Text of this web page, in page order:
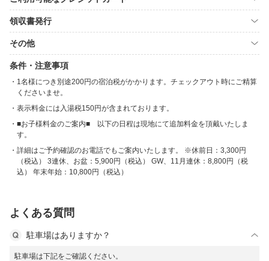
領収書発行
その他
条件・注意事項
1名様につき別途200円の宿泊税がかかります。チェックアウト時にご精算
くださいませ。
表示料金には入湯税150円が含まれております。
■お子様料金のご案内■ 以下の日程は現地にて追加料金を頂戴いたしま
す。
詳細はご予約確認のお電話でもご案内いたします。 ※休前日：3,300円
（税込） 3連休、お盆：5,900円（税込） GW、11月連休：8,800円（税
込） 年末年始：10,800円（税込）
よくある質問
駐車場はありますか？
駐車場は下記をご確認ください。